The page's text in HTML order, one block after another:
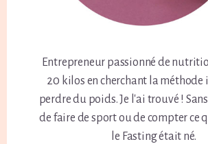
Entrepreneur passionné de
20 kilos en cherchant la méthode
perdre du poids. Je l'ai trouvé !
de faire de sport ou de compter ce
le Fasting était né.